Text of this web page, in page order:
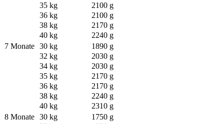
35 kg
2100 g
36 kg
2100 g
38 kg
2170 g
40 kg
2240 g
7 Monate 30 kg
1890 g
32 kg
2030 g
34 kg
2030 g
35 kg
2170 g
36 kg
2170 g
38 kg
2240 g
40 kg
2310 g
8 Monate 30 kg
1750 g